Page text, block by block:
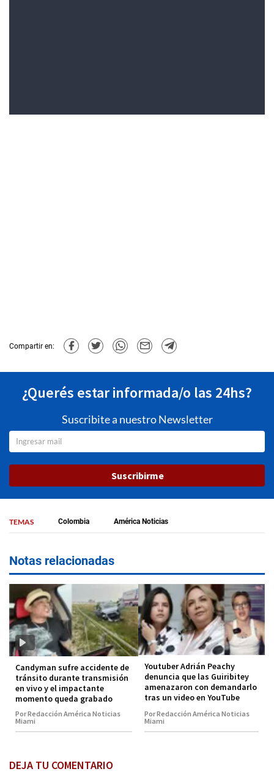
Compartir en:
¿Querés estar informada/o las 24hs?
Suscribite a nuestro Newsletter
Suscribirme
TEMAS Colombia América Noticias
Notas relacionadas
Candyman sufre accidente de
tránsito durante transmisión
en vivo y el impactante
momento queda grabado
Por Redacción América Noticias
Miami
Youtuber Adrián Peachy
denuncia que las Guiribitey
amenazaron con demandarlo
tras un video en YouTube
Por Redacción América Noticias
Miami
DEJA TU COMENTARIO